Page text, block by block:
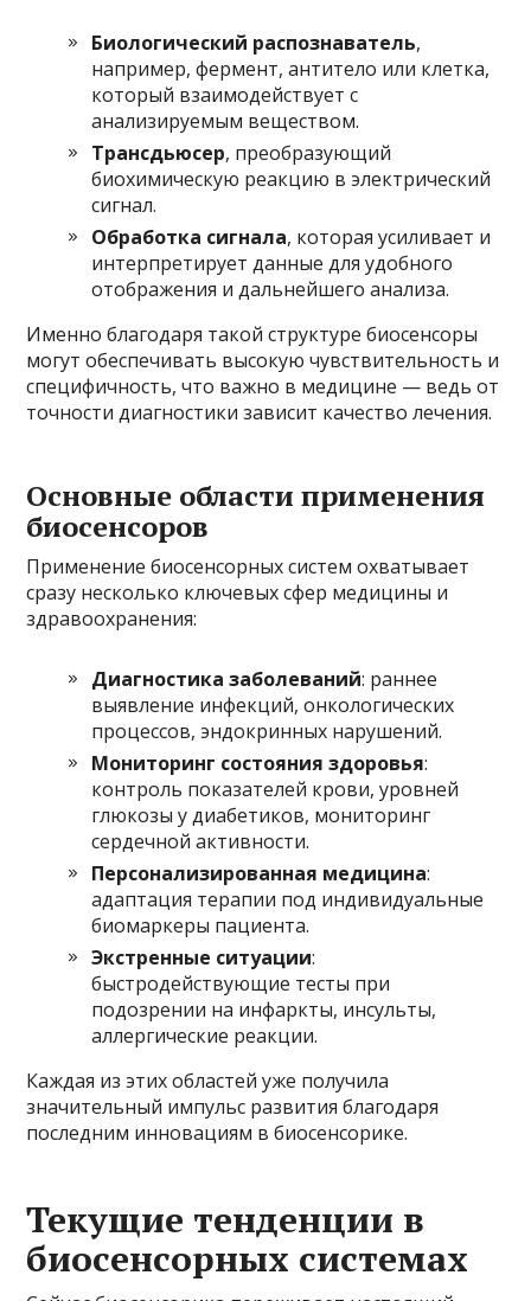
Биологический распознаватель,
например, фермент, антитело или клетка,
который взаимодействует с
анализируемым веществом.
Трансдьюсер, преобразующий
биохимическую реакцию в электрический
сигнал.
Обработка сигнала, которая усиливает и
интерпретирует данные для удобного
отображения и дальнейшего анализа.
Именно благодаря такой структуре биосенсоры
могут обеспечивать высокую чувствительность и
специфичность, что важно в медицине — ведь от
точности диагностики зависит качество лечения.
Основные области применения
биосенсоров
Применение биосенсорных систем охватывает
сразу несколько ключевых сфер медицины и
здравоохранения:
Диагностика заболеваний: раннее
выявление инфекций, онкологических
процессов, эндокринных нарушений.
Мониторинг состояния здоровья:
контроль показателей крови, уровней
глюкозы у диабетиков, мониторинг
сердечной активности.
Персонализированная медицина:
адаптация терапии под индивидуальные
биомаркеры пациента.
Экстренные ситуации:
быстродействующие тесты при
подозрении на инфаркты, инсульты,
аллергические реакции.
Каждая из этих областей уже получила
значительный импульс развития благодаря
последним инновациям в биосенсорике.
Текущие тенденции в
биосенсорных системах